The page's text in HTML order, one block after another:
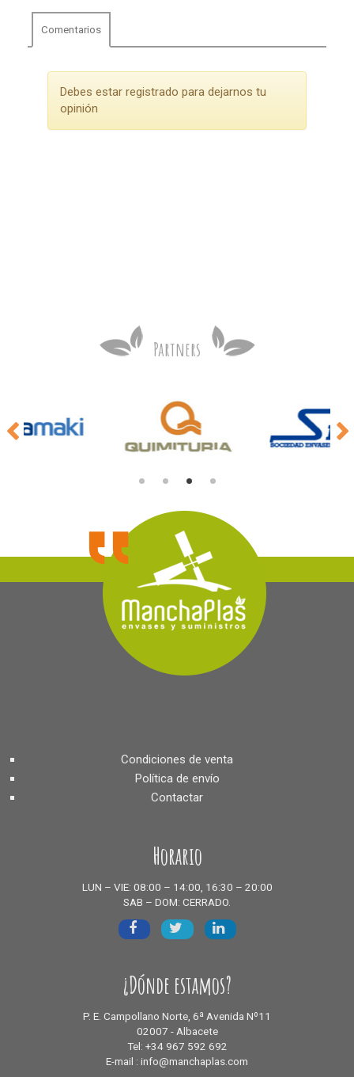
Comentarios
Debes estar registrado para dejarnos tu
opinión
Partners
Condiciones de venta
Política de envío
Contactar
Horario
LUN – VIE: 08:00 – 14:00, 16:30 – 20:00
SAB – DOM: CERRADO.
¿Dónde estamos?
P. E. Campollano Norte, 6ª Avenida Nº11
02007 - Albacete
Tel: +34 967 592 692
E-mail : info@manchaplas.com